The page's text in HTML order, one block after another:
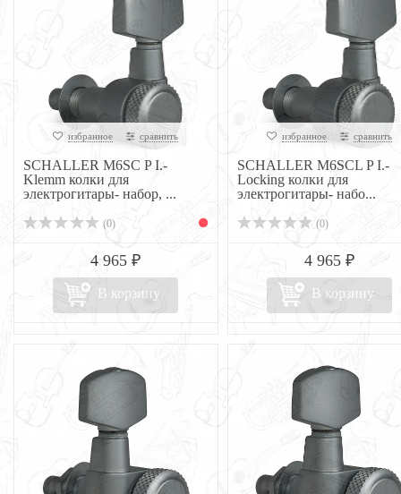
избранное сравнить
SCHALLER M6SC P I.-
Klemm колки для
электрогитары- набор, ...
(0)
4 965 ₽
В корзину
избранное сравнить
SCHALLER M6SCL P I.-
Locking колки для
электрогитары- набо...
(0)
4 965 ₽
В корзину